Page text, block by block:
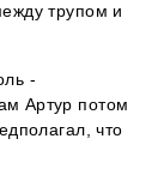
трупом и
-
Артур потом
что